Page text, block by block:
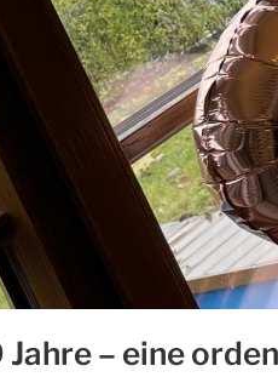
Jahre – eine